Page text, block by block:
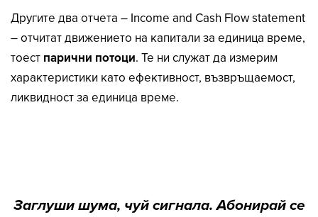
Другите два отчета – Income and Cash Flow statement
– отчитат движението на капитали за единица време,
тоест парични потоци. Те ни служат да измерим
характеристики като ефективност, възвръщаемост,
ликвидност за единица време.
Заглуши шума, чуй сигнала. Абонирай се